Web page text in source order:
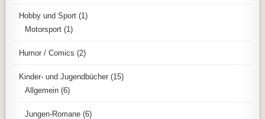
Hobby und Sport (1)
Motorsport (1)
Humor / Comics (2)
Kinder- und Jugendbücher (15)
Allgemein (6)
Jungen-Romane (6)